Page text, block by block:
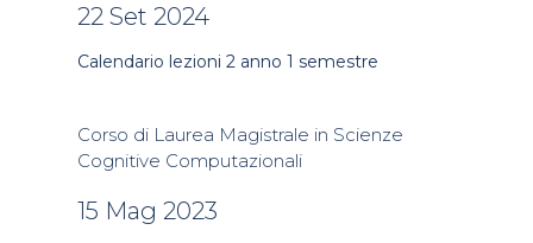
22 Set 2024
Calendario lezioni 2 anno 1 semestre
Corso di Laurea Magistrale in Scienze
Cognitive Computazionali
15 Mag 2023